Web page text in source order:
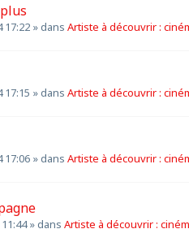
17:22 » dans Artiste à découvrir :
17:15 » dans Artiste à découvrir :
17:06 » dans Artiste à découvrir :
» dans Artiste à découvrir :